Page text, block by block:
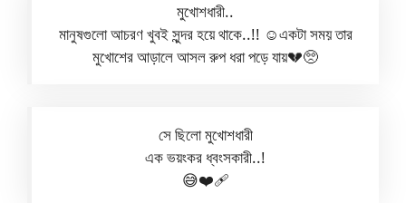
মুখোশধারী..
মানুষগুলো আচরণ খুবই সুন্দর হয়ে থাকে..!! ☺️একটা সময় তার
মুখোশের আড়ালে আসল রুপ ধরা পড়ে যায়💔🥺
সে ছিলো মুখোশধারী
এক ভয়ংকর ধ্বংসকারী..!
😅❤️‍🩹